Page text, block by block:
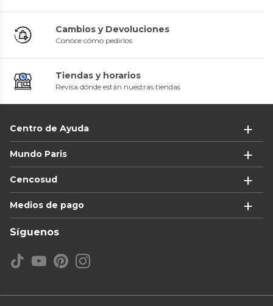
Cambios y Devoluciones
Conoce cómo pedirlos
Tiendas y horarios
Revisa dónde están nuestras tiendas
Centro de Ayuda
Mundo Paris
Cencosud
Medios de pago
Síguenos